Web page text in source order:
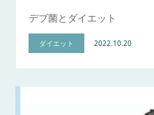
デブ菌とダイエット
ダイエット 2022.10.20